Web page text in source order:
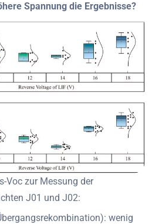
Spannung die Ergebnisse?
Voc zur Messung der
J01 und J02:
wenig